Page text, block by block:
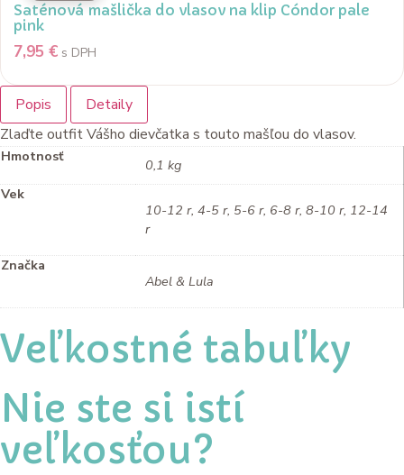
Saténová mašlička do vlasov na klip Cóndor pale
pink
7,95 € s DPH
Popis
Detaily
Zlaďte outfit Vášho dievčatka s touto mašľou do vlasov.
Hmotnosť
0,1 kg
Vek
10-12 r, 4-5 r, 5-6 r, 6-8 r, 8-10 r, 12-14
r
Značka
Abel & Lula
Veľkostné tabuľky
Nie ste si istí
veľkosťou?